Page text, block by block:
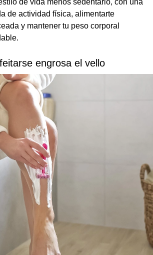
de vida menos sedentario, con una
de actividad física, alimentarte
y mantener tu peso corporal
engrosa el vello